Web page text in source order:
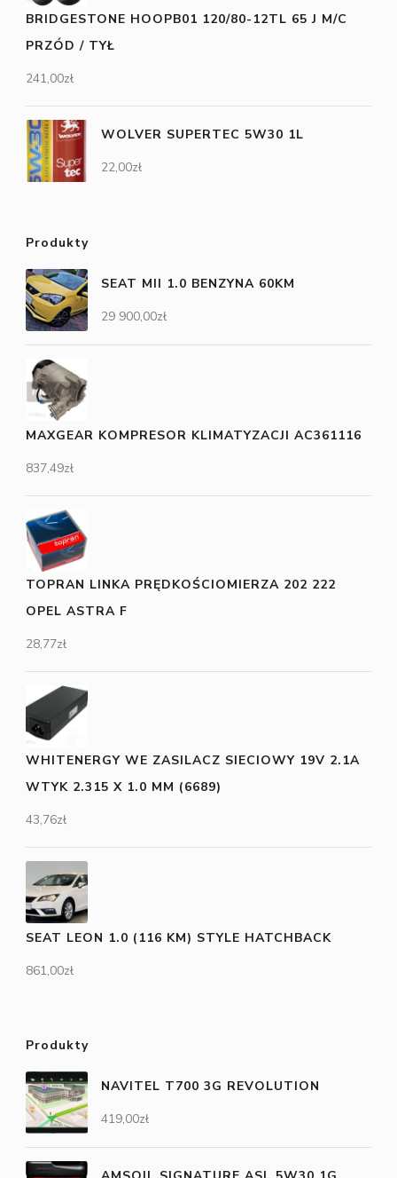
BRIDGESTONE HOOPB01 120/80-12TL 65 J M/C
PRZÓD / TYŁ
241,00zł
WOLVER SUPERTEC 5W30 1L
22,00zł
Produkty
SEAT MII 1.0 BENZYNA 60KM
29 900,00zł
MAXGEAR KOMPRESOR KLIMATYZACJI AC361116
837,49zł
TOPRAN LINKA PRĘDKOŚCIOMIERZA 202 222
OPEL ASTRA F
28,77zł
WHITENERGY WE ZASILACZ SIECIOWY 19V 2.1A
WTYK 2.315 X 1.0 MM (6689)
43,76zł
SEAT LEON 1.0 (116 KM) STYLE HATCHBACK
861,00zł
Produkty
NAVITEL T700 3G REVOLUTION
419,00zł